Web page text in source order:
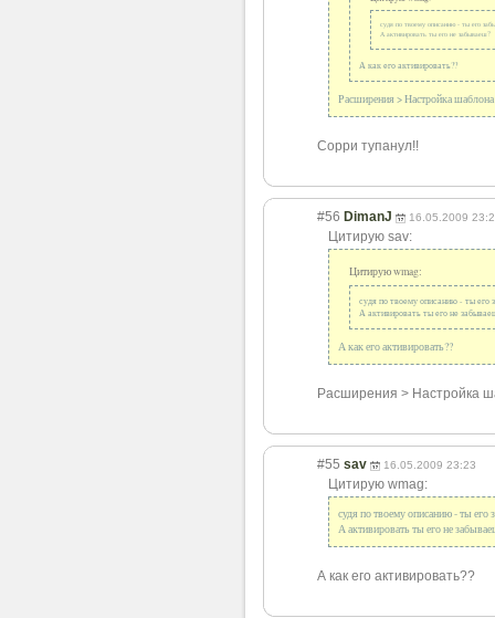
судя по твоему описанию - ты его
А активировать ты его не забываеш?
А как его активировать??
Расширения > Настройка
Сорри тупанул!!
#56 DimanJ 16.05.2009
Цитирую sav:
Цитирую wmag:
судя по твоему описанию - ты его
А активировать ты его не
А как его активировать??
Расширения > Настройка
#55 sav 16.05.2009 23:23
Цитирую wmag:
судя по твоему описанию - ты его
А активировать ты его не
А как его активировать??